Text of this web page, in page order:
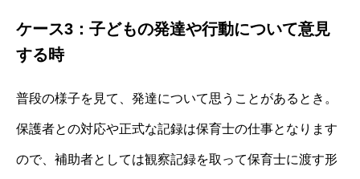
ケース3：子どもの発達や行動について意見
する時
普段の様子を見て、発達について思うことがあるとき。
保護者との対応や正式な記録は保育士の仕事となります
ので、補助者としては観察記録を取って保育士に渡す形